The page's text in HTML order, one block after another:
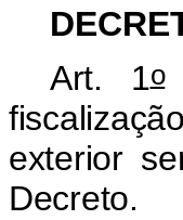
Art. 1o
exterior
Decreto.